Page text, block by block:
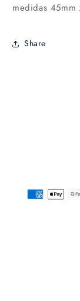
medidas 45mm
Share